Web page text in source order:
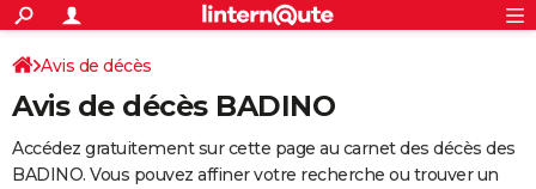
ACTUALITÉS
Politique
Société
Faits Divers
Education
Monde
Villes
+
SPORT
Coupe du monde 2026
Football
Tennis
Cyclisme
Rugby
Forum
Programme TV
TNT
Streaming
Cinéma
Sorties cinéma
Musique
+
FINANCE
Avis de décès
Avis de décès BADINO
Accédez gratuitement sur cette page au carnet des décès des
BADINO. Vous pouvez affiner votre recherche ou trouver un